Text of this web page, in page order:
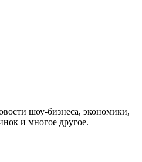
шоу-бизнеса, экономики,
и многое другое.